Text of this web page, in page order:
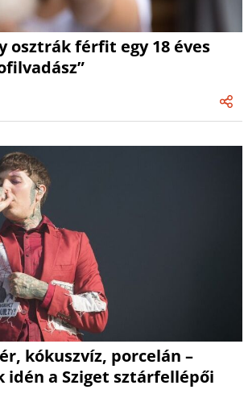
osztrák férfit egy 18 éves
kókuszvíz, porcelán –
idén a Sziget sztárfellépői